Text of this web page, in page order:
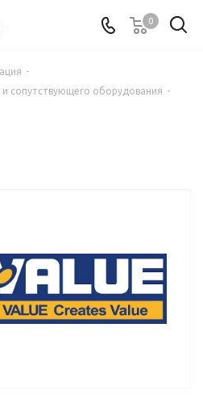
0
-
сопутствующего оборудования -